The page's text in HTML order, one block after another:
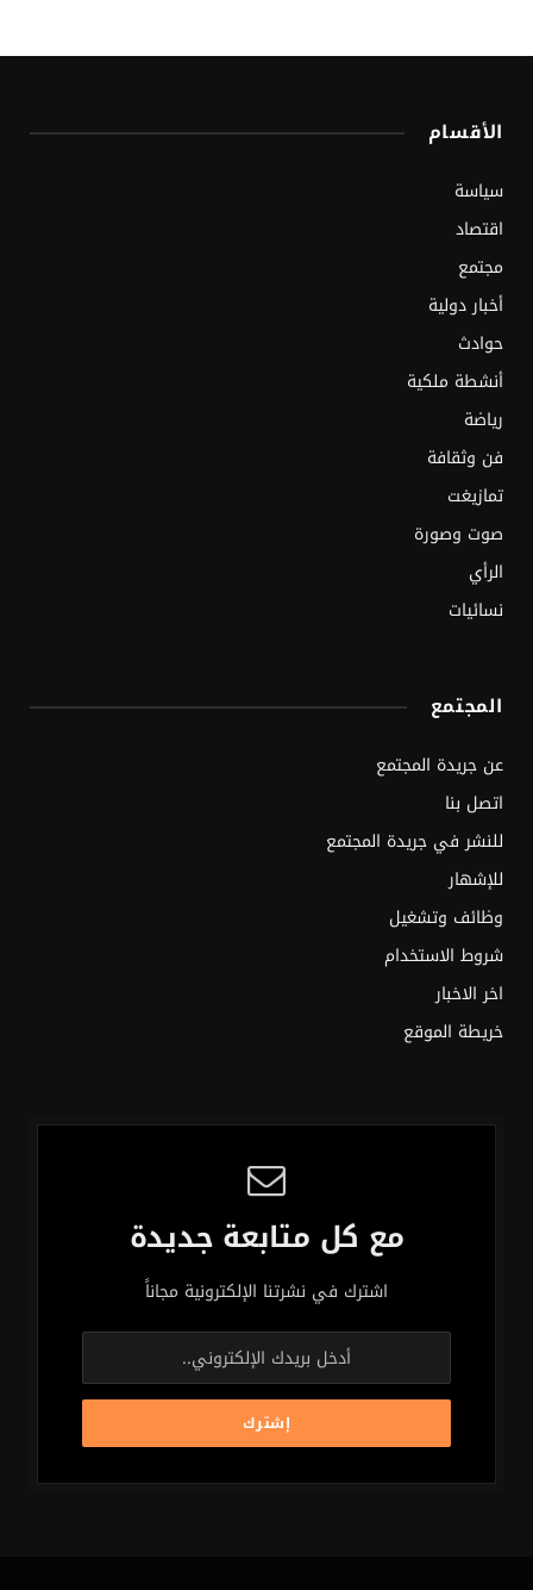
الأقسام
سياسة
اقتصاد
مجتمع
أخبار دولية
حوادث
أنشطة ملكية
رياضة
فن وثقافة
تمازيغت
صوت وصورة
الرأي
نسائيات
المجتمع
عن جريدة المجتمع
اتصل بنا
للنشر في جريدة المجتمع
للإشهار
وظائف وتشغيل
شروط الاستخدام
اخر الاخبار
خريطة الموقع
مع كل متابعة جديدة
اشترك في نشرتنا الإلكترونية مجاناً